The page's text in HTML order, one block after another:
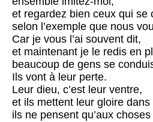
et regardez bien ceux qui se
selon l’exemple que nous
Car je vous l’ai souvent dit,
et maintenant je le redis en
beaucoup de gens se
Ils vont à leur perte.
Leur dieu, c’est leur ventre,
et ils mettent leur gloire
ils ne pensent qu’aux